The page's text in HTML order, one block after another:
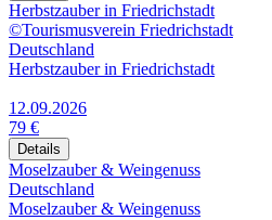
Herbstzauber in Friedrichstadt
©Tourismusverein Friedrichstadt
Deutschland
Herbstzauber in Friedrichstadt
12.09.2026
79 €
Details
Moselzauber & Weingenuss
Deutschland
Moselzauber & Weingenuss